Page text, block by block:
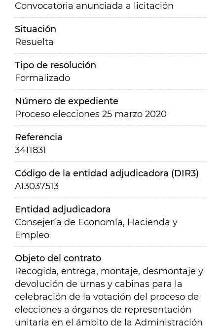
Convocatoria anunciada a licitación
Situación
Resuelta
Tipo de resolución
Formalizado
Número de expediente
Proceso elecciones 25 marzo 2020
Referencia
3411831
Código de la entidad adjudicadora (DIR3)
A13037513
Entidad adjudicadora
Consejería de Economía, Hacienda y
Empleo
Objeto del contrato
Recogida, entrega, montaje, desmontaje y
devolución de urnas y cabinas para la
celebración de la votación del proceso de
elecciones a órganos de representación
unitaria en el ámbito de la Administración